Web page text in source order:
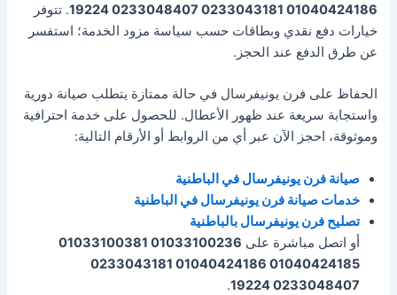
01040424186 0233043181 0233048407 19224
. تتوفر
خيارات دفع نقدي وبطاقات حسب سياسة مزود الخدمة؛ استفسر
عن طرق الدفع عند الحجز.
الحفاظ على فرن يونيفرسال في حالة ممتازة يتطلب صيانة دورية
واستجابة سريعة عند ظهور الأعطال. للحصول على خدمة احترافية
وموثوقة، احجز الآن عبر أي من الروابط أو الأرقام التالية:
صيانة فرن يونيفرسال في الباطنية
خدمات صيانة فرن يونيفرسال في الباطنية
تصليح فرن يونيفرسال بالباطنية
أو اتصل مباشرة على
01033100236 01033100381
01040424185 01040424186 0233043181
0233048407 19224
.